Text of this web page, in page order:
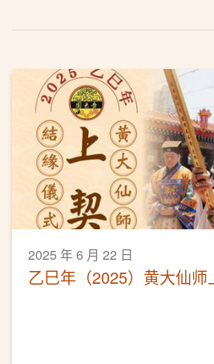
2025 年 6 月 22 日
乙巳年（2025）黄大仙